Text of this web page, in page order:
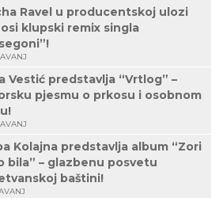
Ravel u producentskoj ulozi
klupski remix singla
Vestić predstavlja “Vrtlog” –
pjesmu o prkosu i osobnom
Kolajna predstavlja album “Zori
bila” – glazbenu posvetu
baštini!